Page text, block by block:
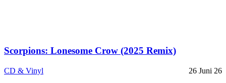
Scorpions: Lonesome Crow (2025 Remix)
CD & Vinyl 26 Juni 26